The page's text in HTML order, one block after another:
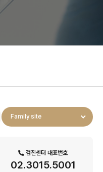
Family site
검진센터 대표번호
02.3015.5001